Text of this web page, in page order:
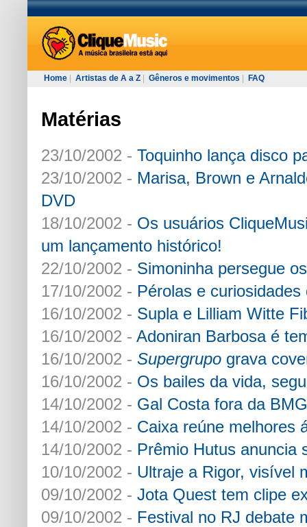
Home Artistas de A a Z Gêneros e movimentos FAQ
Matérias
23/10/2002 - Toquinho lança disco
23/10/2002 - Marisa, Brown e
DVD
18/10/2002 - Os usuários
um lançamento histórico!
22/10/2002 - Simoninha persegue
17/10/2002 - Pérolas e
16/10/2002 - Supla e Lilliam Witte
16/10/2002 - Adoniran Barbosa é
16/10/2002 - Supergrupo grava
16/10/2002 - Os bailes da vida,
14/10/2002 - Gal Costa fora da
14/10/2002 - Caixa reúne melhores
14/10/2002 - Prêmio Hutus anuncia
10/10/2002 - Ultraje a Rigor, visível
09/10/2002 - Jota Quest tem clipe
09/10/2002 - Festival no RJ debate